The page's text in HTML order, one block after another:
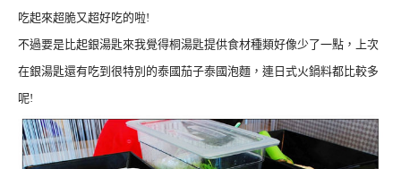
吃起來超脆又超好吃的啦!
不過要是比起銀湯匙來我覺得桐湯匙提供食材種類好像少了一點，上次
在銀湯匙還有吃到很特別的泰國茄子泰國泡麵，連日式火鍋料都比較多
呢!